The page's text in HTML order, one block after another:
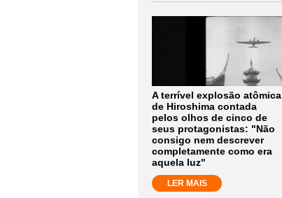
A terrível explosão atômica
de Hiroshima contada
pelos olhos de cinco de
seus protagonistas: "Não
consigo nem descrever
completamente como era
aquela luz"
LER MAIS